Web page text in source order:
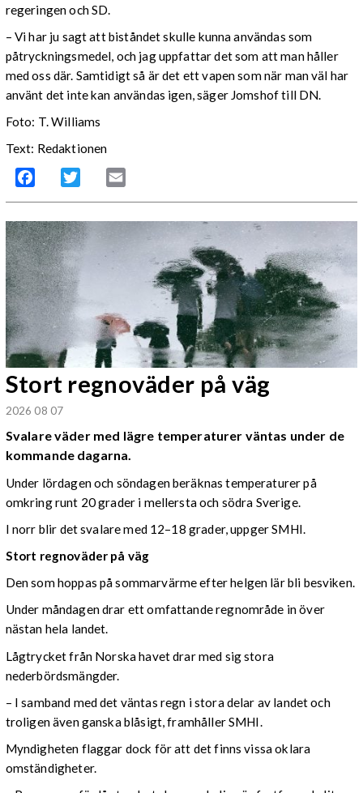
regeringen och SD.
– Vi har ju sagt att biståndet skulle kunna användas som
påtryckningsmedel, och jag uppfattar det som att man håller
med oss där. Samtidigt så är det ett vapen som när man väl har
använt det inte kan användas igen, säger Jomshof till DN.
Foto: T. Williams
Text: Redaktionen
Facebook Twitter
Stort regnoväder på väg
2026 08 07
Svalare väder med lägre temperaturer väntas under de
kommande dagarna.
Under lördagen och söndagen beräknas temperaturer på
omkring runt 20 grader i mellersta och södra Sverige.
I norr blir det svalare med 12–18 grader, uppger SMHI.
Stort regnoväder på väg
Den som hoppas på sommarvärme efter helgen lär bli besviken.
Under måndagen drar ett omfattande regnområde in över
nästan hela landet.
Lågtrycket från Norska havet drar med sig stora
nederbördsmängder.
– I samband med det väntas regn i stora delar av landet och
troligen även ganska blåsigt, framhåller SMHI.
Myndigheten flaggar dock för att det finns vissa oklara
omständigheter.